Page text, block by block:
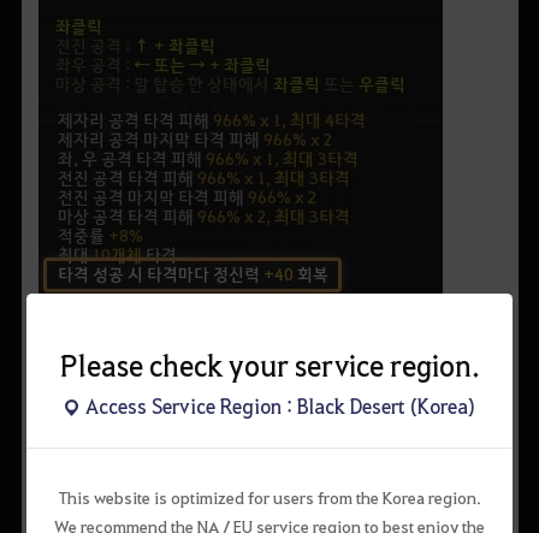
Please check your service region.
Access Service Region : Black Desert (Korea)
This website is optimized for users from the Korea region.
We recommend the NA / EU service region to best enjoy the
정신력 회복제를 구할 수 없거나 회복제의 무게가 부담스럽다면,
간이 연금을 통해 얻을 수 있는 약초수로 기술 자원을 회복하는 것도
가능합니다.
약초수는 채집으로 얻은 여명초, 마른 갈기풀, 비단 꿀풀, 화염비늘꽃과
회복제보다 무게가 가볍다는 장점이 있습니다.